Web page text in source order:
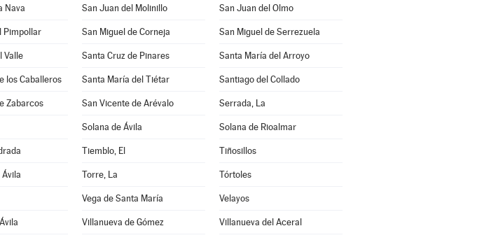
Nava San Juan del Molinillo San Juan del Olmo
Pimpollar San Miguel de Corneja San Miguel de Serrezuela
Valle Santa Cruz de Pinares Santa María del Arroyo
los Caballeros Santa María del Tiétar Santiago del Collado
Zabarcos San Vicente de Arévalo Serrada, La
Solana de Ávila Solana de Rioalmar
Tiemblo, El Tiñosillos
Torre, La Tórtoles
Vega de Santa María Velayos
Villanueva de Gómez Villanueva del Aceral